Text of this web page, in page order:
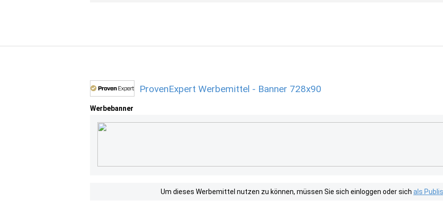
ProvenExpert Werbemittel - Banner 728x90
Werbebanner
Um dieses Werbemittel nutzen zu können, müssen Sie sich einloggen oder sich als